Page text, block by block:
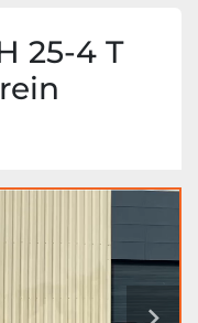
25-4 T